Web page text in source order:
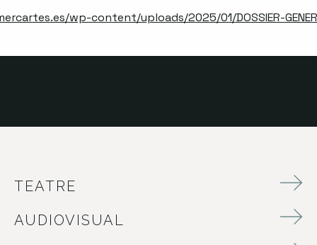
wp-content/uploads/2025/01/DOSSIER-
TEATRE
AUDIOVISUAL